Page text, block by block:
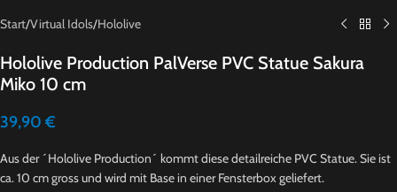
Start/Virtual Idols/Hololive
Hololive Production PalVerse PVC Statue Sakura
Miko 10 cm
39,90 €
Aus der ´Hololive Production´ kommt diese detailreiche PVC Statue. Sie ist
ca. 10 cm gross und wird mit Base in einer Fensterbox geliefert.